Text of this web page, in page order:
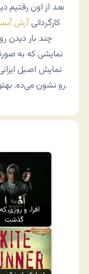
بعد از اون رفتیم
کارگردانیآرش
چند بار دیدن
نمایشی که به
نمایش اصیل
رو نشون می‌ده. بهتون دیدنش رو شدیداً توصیه می‌کنم.
افرا، و روزی
گذشت